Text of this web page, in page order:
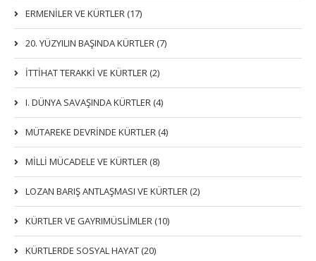
ERMENİLER VE KÜRTLER (17)
20. YÜZYILIN BAŞINDA KÜRTLER (7)
İTTIHAT TERAKKI VE KÜRTLER (2)
I. DÜNYA SAVAŞINDA KÜRTLER (4)
MÜTAREKE DEVRİNDE KÜRTLER (4)
MİLLİ MÜCADELE VE KÜRTLER (8)
LOZAN BARIŞ ANTLAŞMASI VE KÜRTLER (2)
KÜRTLER VE GAYRIMÜSLIMLER (10)
KÜRTLERDE SOSYAL HAYAT (20)